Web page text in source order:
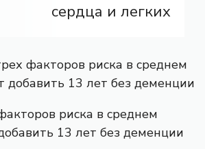
сердца и легких
риска в среднем
13 лет без деменции